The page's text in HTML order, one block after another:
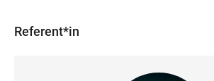
Referent*in